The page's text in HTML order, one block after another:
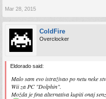
Mar 28, 2015
ColdFire
Overclocker
Eldorado said:
Malo sam evo istraživao po netu neke
Wii za PC "Dolphin".
Možda je fina alternativa kupiti onaj